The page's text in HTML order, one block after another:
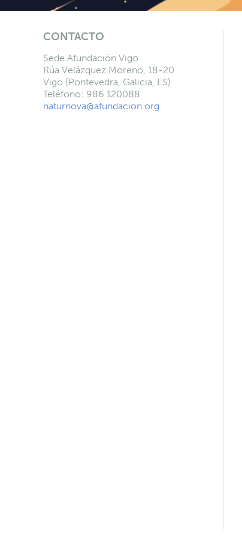
CONTACTO
Sede Afundación Vigo
Rúa Velázquez Moreno, 18-20
Vigo (Pontevedra, Galicia, ES)
Teléfono: 986 120088
naturnova@afundacion.org